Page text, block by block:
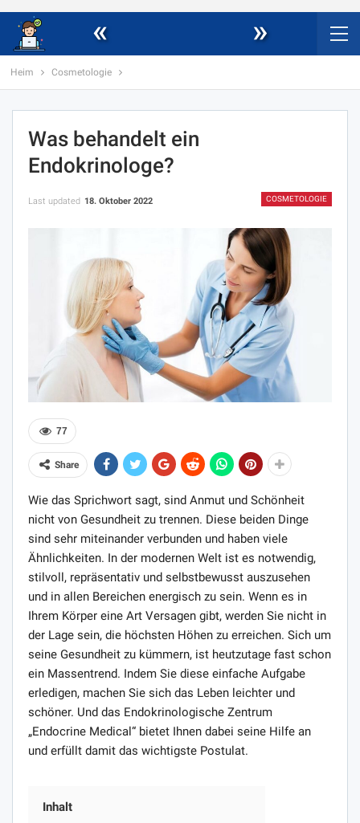
« »
Heim Cosmetologie
Was behandelt ein
Endokrinologe?
COSMETOLOGIE
Last updated 18. Oktober 2022
77
Share
Wie das Sprichwort sagt, sind Anmut und Schönheit
nicht von Gesundheit zu trennen. Diese beiden Dinge
sind sehr miteinander verbunden und haben viele
Ähnlichkeiten. In der modernen Welt ist es notwendig,
stilvoll, repräsentativ und selbstbewusst auszusehen
und in allen Bereichen energisch zu sein. Wenn es in
Ihrem Körper eine Art Versagen gibt, werden Sie nicht in
der Lage sein, die höchsten Höhen zu erreichen. Sich um
seine Gesundheit zu kümmern, ist heutzutage fast schon
ein Massentrend. Indem Sie diese einfache Aufgabe
erledigen, machen Sie sich das Leben leichter und
schöner. Und das Endokrinologische Zentrum
„Endocrine Medical“ bietet Ihnen dabei seine Hilfe an
und erfüllt damit das wichtigste Postulat.
Inhalt